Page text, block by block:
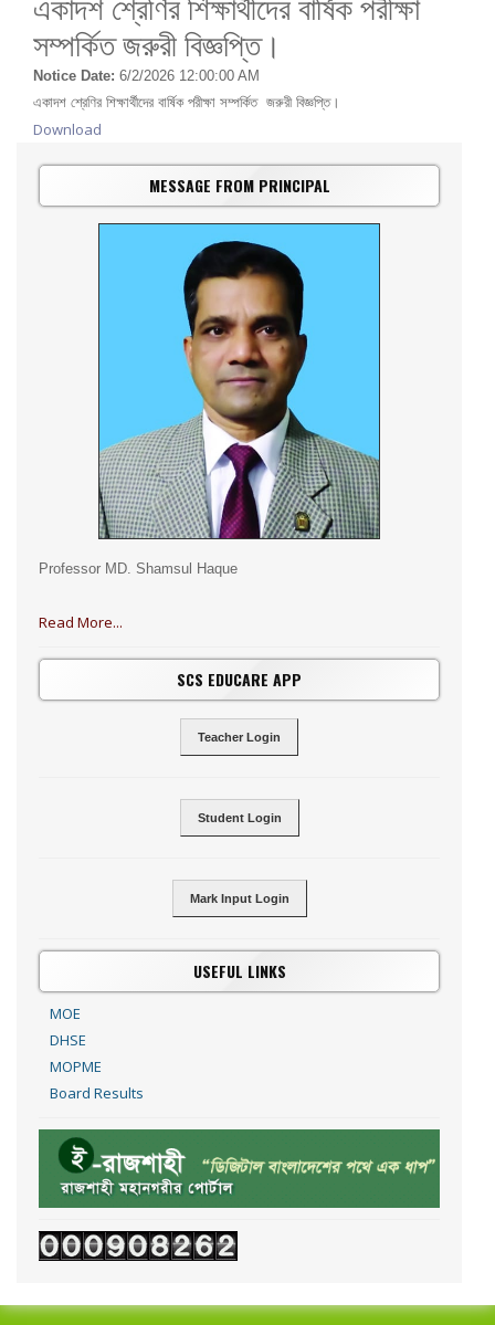
সম্পর্কিত জরুরী বিজ্ঞপ্তি।
Notice Date: 6/2/2026 12:00:00 AM
একাদশ শ্রেণির শিক্ষার্থীদের বার্ষিক পরীক্ষা সম্পর্কিত জরুরী বিজ্ঞপ্তি।
Download
MESSAGE FROM PRINCIPAL
Professor MD. Shamsul Haque
Read More...
SCS EDUCARE APP
Teacher Login
Student Login
Mark Input Login
USEFUL LINKS
MOE
DHSE
MOPME
Board Results